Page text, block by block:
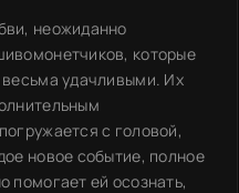
неожиданно
которые
удачливыми. Их
с головой,
новое событие, полное
помогает ей осознать,